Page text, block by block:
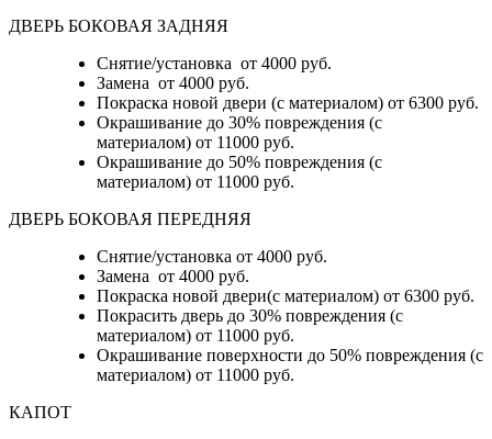
ДВЕРЬ БОКОВАЯ ЗАДНЯЯ
Снятие/установка от 4000 руб.
Замена от 4000 руб.
Покраска новой двери (с материалом) от 6300 руб.
Окрашивание до 30% повреждения (с
материалом) от 11000 руб.
Окрашивание до 50% повреждения (с
материалом) от 11000 руб.
ДВЕРЬ БОКОВАЯ ПЕРЕДНЯЯ
Снятие/установка от 4000 руб.
Замена от 4000 руб.
Покраска новой двери(с материалом) от 6300 руб.
Покрасить дверь до 30% повреждения (с
материалом) от 11000 руб.
Окрашивание поверхности до 50% повреждения (с
материалом) от 11000 руб.
КАПОТ